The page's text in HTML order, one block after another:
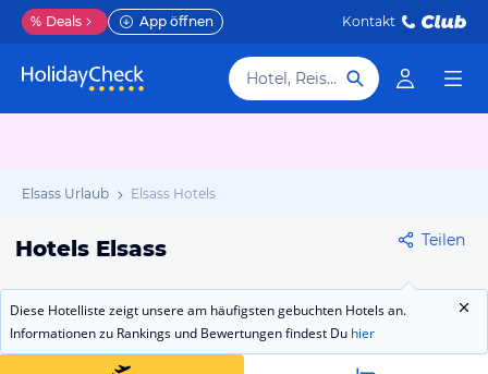
% Deals App öffnen Kontakt
Hotel, Reiseziel
Elsass Urlaub Elsass Hotels
Hotels Elsass Teilen
Diese Hotelliste zeigt unsere am häufigsten gebuchten Hotels an.
Informationen zu Rankings und Bewertungen findest Du hier